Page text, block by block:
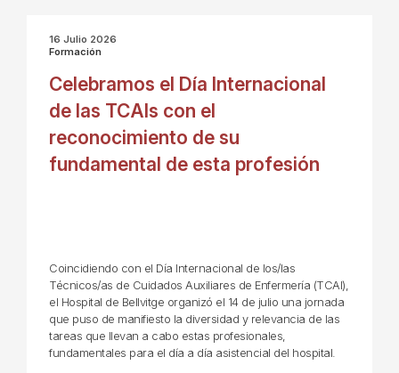
16 Julio 2026
Formación
Celebramos el Día Internacional
de las TCAIs con el
reconocimiento de su
fundamental de esta profesión
Coincidiendo con el Día Internacional de los/las
Técnicos/as de Cuidados Auxiliares de Enfermería (TCAI),
el Hospital de Bellvitge organizó el 14 de julio una jornada
que puso de manifiesto la diversidad y relevancia de las
tareas que llevan a cabo estas profesionales,
fundamentales para el día a día asistencial del hospital.